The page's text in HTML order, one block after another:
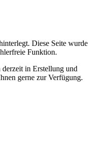
Diese Seite wurde
Funktion.
in Erstellung und
gerne zur Verfügung.